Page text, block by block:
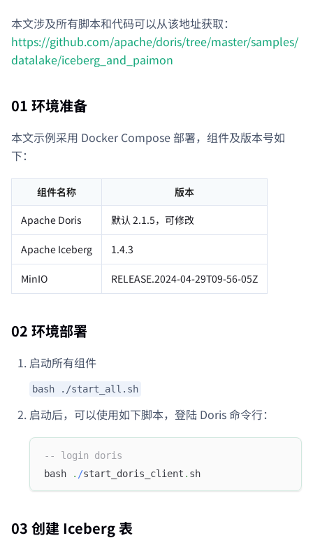
本文涉及所有脚本和代码可以从该地址获取：
https://github.com/apache/doris/tree/master/samples/
datalake/iceberg_and_paimon
01 环境准备
本文示例采用 Docker Compose 部署，组件及版本号如
下：
组件名称
版本
Apache Doris
默认 2.1.5，可修改
Apache Iceberg 1.4.3
MinIO RELEASE.2024-04-29T09-56-05Z
02 环境部署
启动所有组件
bash ./start_all.sh
启动后，可以使用如下脚本，登陆 Doris 命令行：
-- login doris
bash
. /start_doris_client . sh
03 创建 Iceberg 表